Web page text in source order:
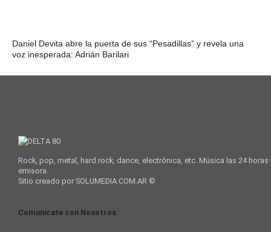
Daniel Devita abre la puerta de sus “Pesadillas” y revela una
voz inesperada: Adrián Barilari
Rock, pop, metal, hard rock, dance, electrónica, etc. Música las 24
emisora.
Sitio creado por SOLUMEDIA.COM.AR ©
Comunicate con Nosotros